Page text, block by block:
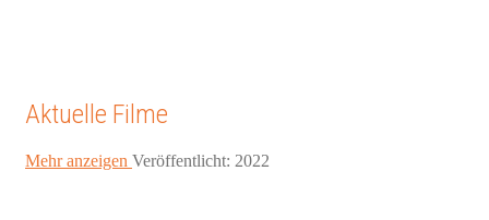
Aktuelle Filme
Mehr anzeigen Veröffentlicht: 2022